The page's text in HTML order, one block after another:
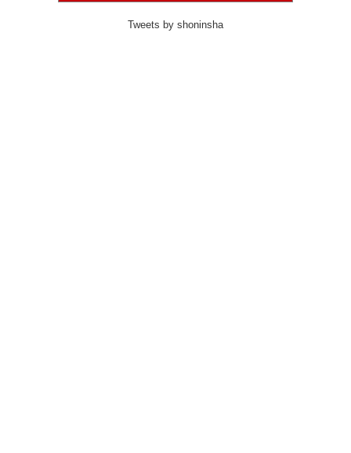
Tweets by shoninsha